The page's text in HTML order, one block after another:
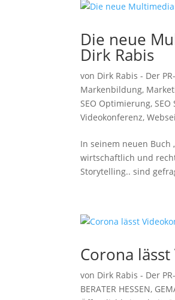
Die neue
Dirk Rabis
von Dirk Rabis - Der
Markenbildung,
SEO Optimierung,
Videokonferenz,
In seinem neuen
wirtschaftlich und
Storytelling.. sind
Corona
von Dirk Rabis - Der
BERATER HESSEN,